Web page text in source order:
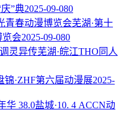
”典2025-09-080
芜湖·第十
览会2025-09-080
芜湖·皖江THO同人
锦·ZHF第六届动漫展2025-
盐城·10. 4 ACCN动